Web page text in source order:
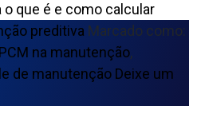
o que é e como calcular
preditiva Marcado como:
PCM na manutenção,
de manutenção Deixe um